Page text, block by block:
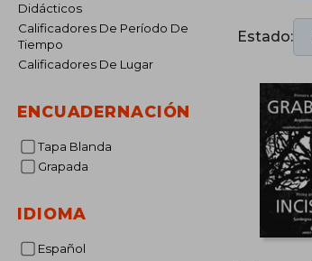
Didácticos
Calificadores De Período De
Tiempo
Calificadores De Lugar
ENCUADERNACIÓN
Tapa Blanda
Grapada
IDIOMA
Español
Estado: